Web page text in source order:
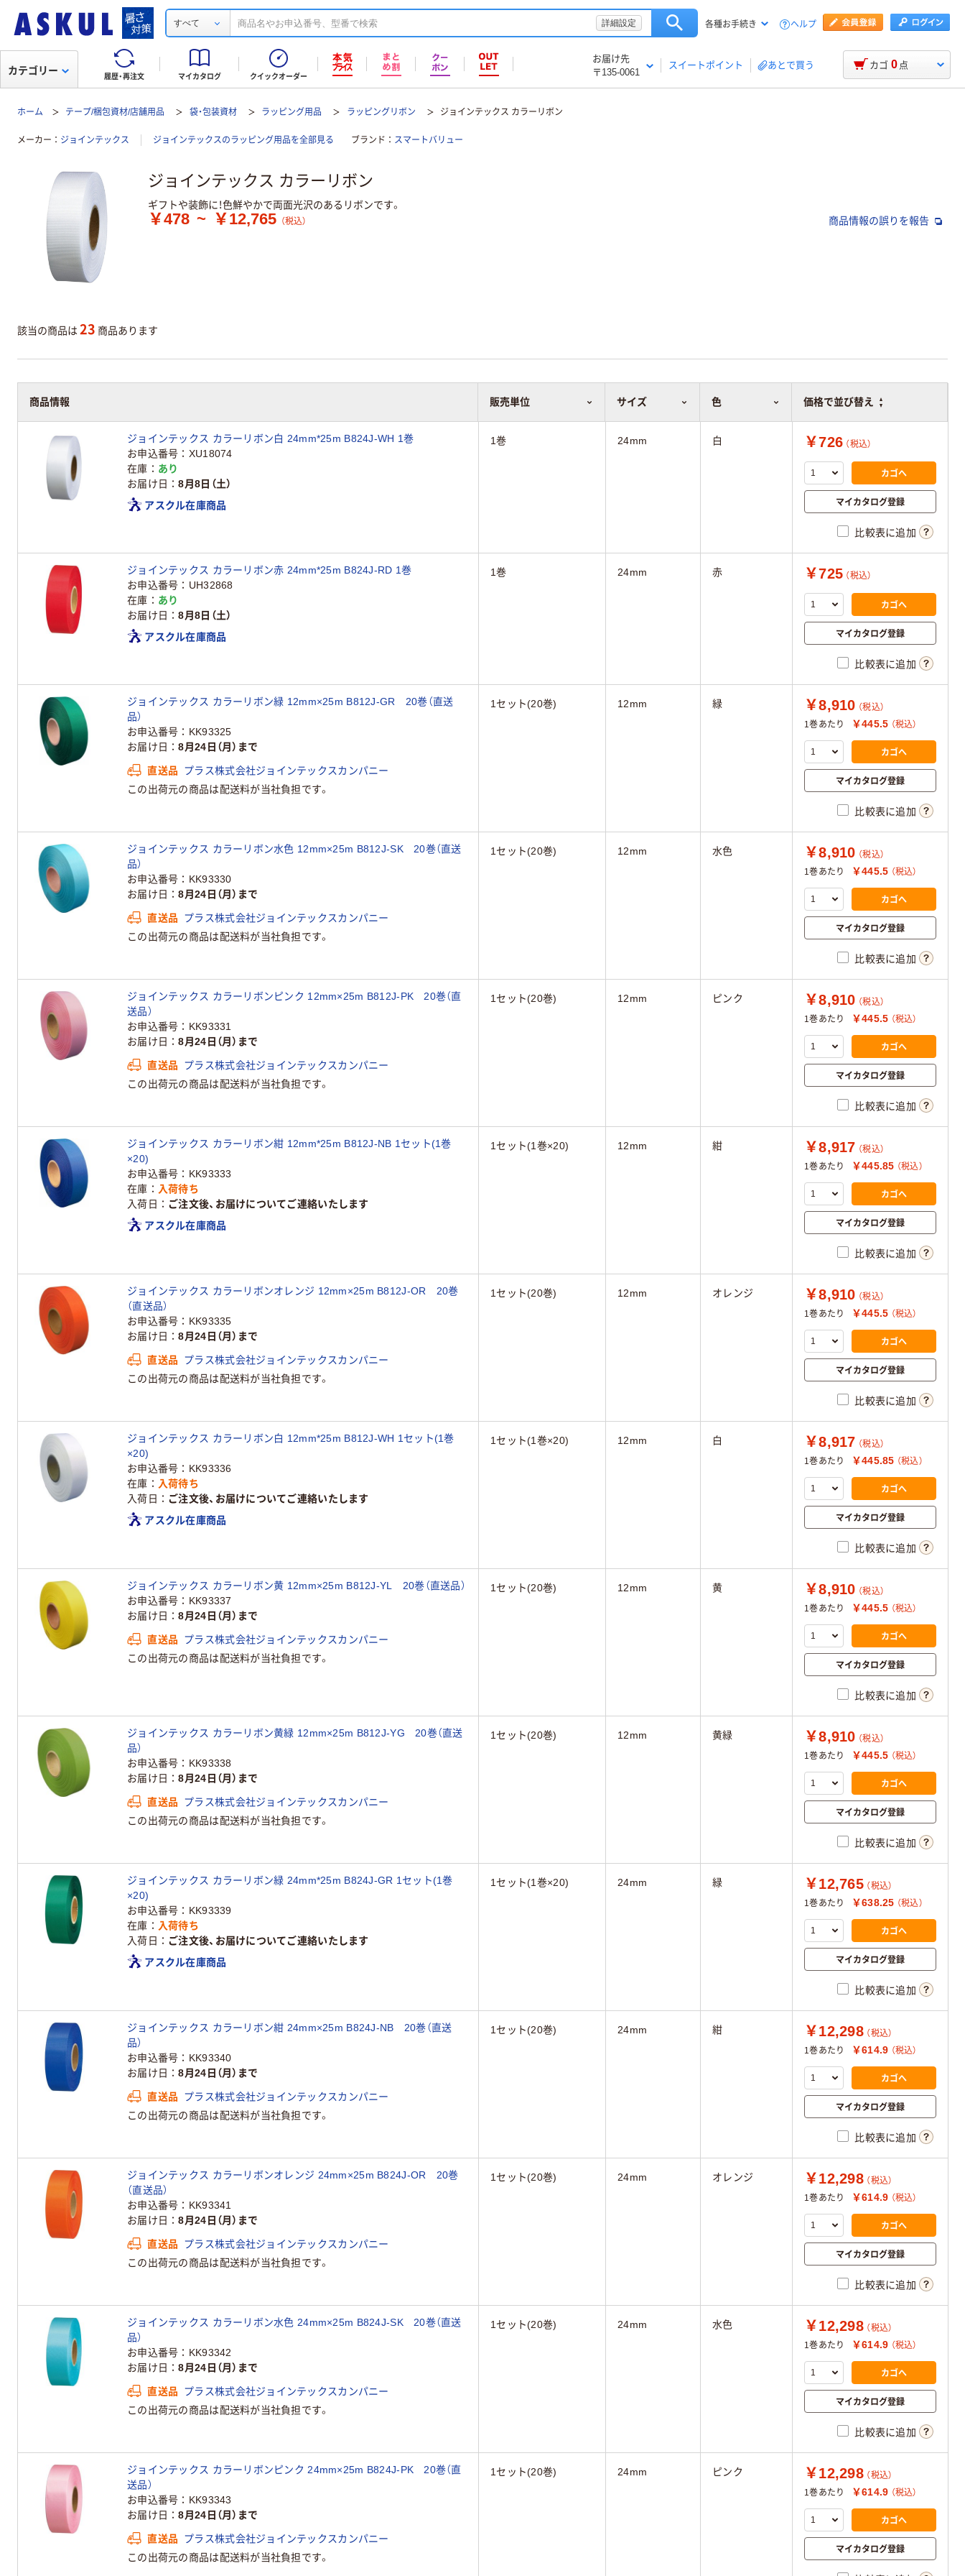
すべて 詳細設定 各種お手続き ヘルプ
履歴・再注文 マイカタログ クイックオーダー
お届け先
〒135-0061
スイートポイント あとで買う
カテゴリー カゴ 0 点
ホーム テープ/梱包資材/店舗用品 袋・包装資材 ラッピング用品 ラッピングリボン ジョインテックス カラーリボン
メーカー ジョインテックス ジョインテックスのラッピング用品を全部見る ブランド スマートバリュー
ジョインテックス カラーリボン
ギフトや装飾に！色鮮やかで両面光沢のあるリボンです。
￥478 ~ ￥12,765 （税込） 商品情報の誤りを報告
該当の商品は 23 商品あります
商品情報 販売単位 サイズ 色 価格で並び替え
商品情報 販売単位 サイズ 色 価格で並び替え
ジョインテックス カラーリボン白 24mm*25m B824J-WH 1巻
お申込番号
XU18074
在庫
あり
お届け日
8月8日（土）
アスクル在庫商品
1巻 24mm 白 ￥726 （税込）
カゴへ
マイカタログ登録
比較表に追加
ジョインテックス カラーリボン赤 24mm*25m B824J-RD 1巻
お申込番号
UH32868
在庫
あり
お届け日
8月8日（土）
アスクル在庫商品
1巻 24mm 赤 ￥725 （税込）
カゴへ
マイカタログ登録
比較表に追加
ジョインテックス カラーリボン緑 12mm×25m B812J-GR 20巻（直送
品）
お申込番号
KK93325
お届け日
8月24日（月）まで
直送品
プラス株式会社ジョインテックスカンパニー
この出荷元の商品は配送料が当社負担です。
1セット(20巻) 12mm 緑 ￥8,910 （税込）
1巻あたり
￥445.5 （税込）
カゴへ
マイカタログ登録
比較表に追加
ジョインテックス カラーリボン水色 12mm×25m B812J-SK 20巻（直送
品）
お申込番号
KK93330
お届け日
8月24日（月）まで
直送品
プラス株式会社ジョインテックスカンパニー
この出荷元の商品は配送料が当社負担です。
1セット(20巻) 12mm 水色 ￥8,910 （税込）
1巻あたり
￥445.5 （税込）
カゴへ
マイカタログ登録
比較表に追加
ジョインテックス カラーリボンピンク 12mm×25m B812J-PK 20巻（直
送品）
お申込番号
KK93331
お届け日
8月24日（月）まで
直送品
プラス株式会社ジョインテックスカンパニー
この出荷元の商品は配送料が当社負担です。
1セット(20巻) 12mm ピンク ￥8,910 （税込）
1巻あたり
￥445.5 （税込）
カゴへ
マイカタログ登録
比較表に追加
ジョインテックス カラーリボン紺 12mm*25m B812J-NB 1セット(1巻
×20)
お申込番号
KK93333
在庫
入荷待ち
入荷日
ご注文後、お届けについてご連絡いたします
アスクル在庫商品
1セット(1巻×20) 12mm 紺 ￥8,917 （税込）
1巻あたり
￥445.85 （税込）
カゴへ
マイカタログ登録
比較表に追加
ジョインテックス カラーリボンオレンジ 12mm×25m B812J-OR 20巻
（直送品）
お申込番号
KK93335
お届け日
8月24日（月）まで
直送品
プラス株式会社ジョインテックスカンパニー
この出荷元の商品は配送料が当社負担です。
1セット(20巻) 12mm オレンジ ￥8,910 （税込）
1巻あたり
￥445.5 （税込）
カゴへ
マイカタログ登録
比較表に追加
ジョインテックス カラーリボン白 12mm*25m B812J-WH 1セット(1巻
×20)
お申込番号
KK93336
在庫
入荷待ち
入荷日
ご注文後、お届けについてご連絡いたします
アスクル在庫商品
1セット(1巻×20) 12mm 白 ￥8,917 （税込）
1巻あたり
￥445.85 （税込）
カゴへ
マイカタログ登録
比較表に追加
ジョインテックス カラーリボン黄 12mm×25m B812J-YL 20巻（直送品）
お申込番号
KK93337
お届け日
8月24日（月）まで
直送品
プラス株式会社ジョインテックスカンパニー
この出荷元の商品は配送料が当社負担です。
1セット(20巻) 12mm 黄 ￥8,910 （税込）
1巻あたり
￥445.5 （税込）
カゴへ
マイカタログ登録
比較表に追加
ジョインテックス カラーリボン黄緑 12mm×25m B812J-YG 20巻（直送
品）
お申込番号
KK93338
お届け日
8月24日（月）まで
直送品
プラス株式会社ジョインテックスカンパニー
この出荷元の商品は配送料が当社負担です。
1セット(20巻) 12mm 黄緑 ￥8,910 （税込）
1巻あたり
￥445.5 （税込）
カゴへ
マイカタログ登録
比較表に追加
ジョインテックス カラーリボン緑 24mm*25m B824J-GR 1セット(1巻
×20)
お申込番号
KK93339
在庫
入荷待ち
入荷日
ご注文後、お届けについてご連絡いたします
アスクル在庫商品
1セット(1巻×20) 24mm 緑 ￥12,765 （税込）
1巻あたり
￥638.25 （税込）
カゴへ
マイカタログ登録
比較表に追加
ジョインテックス カラーリボン紺 24mm×25m B824J-NB 20巻（直送
品）
お申込番号
KK93340
お届け日
8月24日（月）まで
直送品
プラス株式会社ジョインテックスカンパニー
この出荷元の商品は配送料が当社負担です。
1セット(20巻) 24mm 紺 ￥12,298 （税込）
1巻あたり
￥614.9 （税込）
カゴへ
マイカタログ登録
比較表に追加
ジョインテックス カラーリボンオレンジ 24mm×25m B824J-OR 20巻
（直送品）
お申込番号
KK93341
お届け日
8月24日（月）まで
直送品
プラス株式会社ジョインテックスカンパニー
この出荷元の商品は配送料が当社負担です。
1セット(20巻) 24mm オレンジ ￥12,298 （税込）
1巻あたり
￥614.9 （税込）
カゴへ
マイカタログ登録
比較表に追加
ジョインテックス カラーリボン水色 24mm×25m B824J-SK 20巻（直送
品）
お申込番号
KK93342
お届け日
8月24日（月）まで
直送品
プラス株式会社ジョインテックスカンパニー
この出荷元の商品は配送料が当社負担です。
1セット(20巻) 24mm 水色 ￥12,298 （税込）
1巻あたり
￥614.9 （税込）
カゴへ
マイカタログ登録
比較表に追加
ジョインテックス カラーリボンピンク 24mm×25m B824J-PK 20巻（直
送品）
お申込番号
KK93343
お届け日
8月24日（月）まで
直送品
プラス株式会社ジョインテックスカンパニー
この出荷元の商品は配送料が当社負担です。
1セット(20巻) 24mm ピンク ￥12,298 （税込）
1巻あたり
￥614.9 （税込）
カゴへ
マイカタログ登録